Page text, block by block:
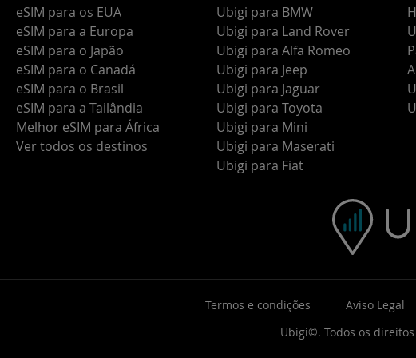
eSIM para os EUA
eSIM para a Europa
eSIM para o Japão
eSIM para o Canadá
eSIM para o Brasil
eSIM para a Tailândia
Melhor eSIM para África
Ver todos os destinos
Ubigi para BMW
Ubigi para Land Rover
Ubigi para Alfa Romeo
Ubigi para Jeep
Ubigi para Jaguar
Ubigi para Toyota
Ubigi para Mini
Ubigi para Maserati
Ubigi para Fiat
Termos e condições Aviso Legal
Ubigi©. Todos os